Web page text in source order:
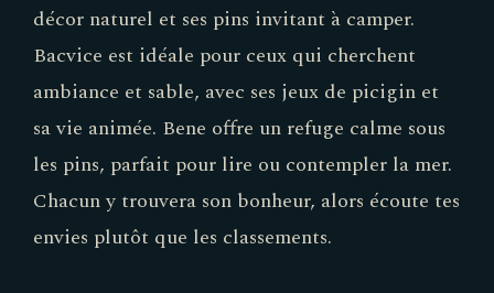
décor naturel et ses pins invitant à camper.
Bacvice est idéale pour ceux qui cherchent
ambiance et sable, avec ses jeux de picigin et
sa vie animée. Bene offre un refuge calme sous
les pins, parfait pour lire ou contempler la mer.
Chacun y trouvera son bonheur, alors écoute tes
envies plutôt que les classements.